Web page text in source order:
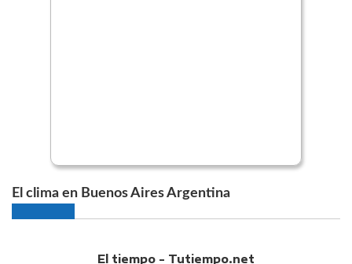
El clima en Buenos Aires Argentina
El tiempo - Tutiempo.net